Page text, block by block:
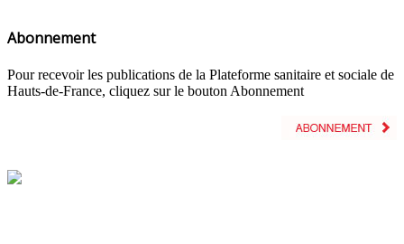
Abonnement
Pour recevoir les publications de la Plateforme sanitaire et sociale de
Hauts-de-France, cliquez sur le bouton Abonnement